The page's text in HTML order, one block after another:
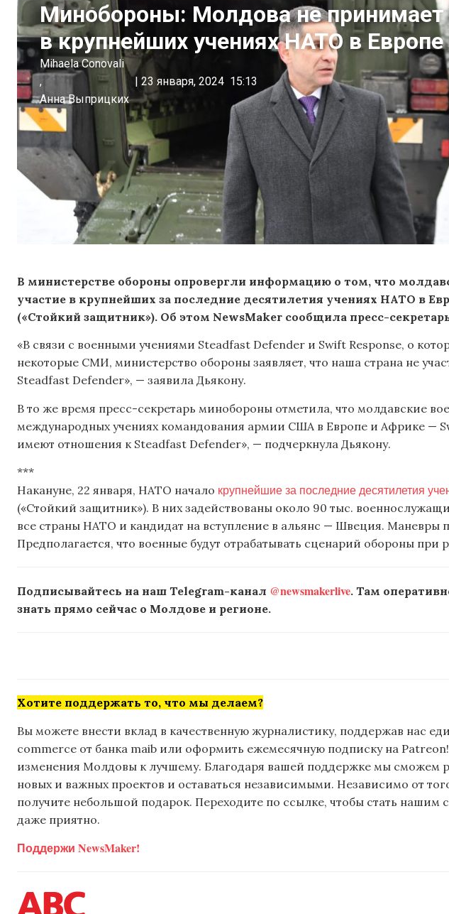
Минобороны: Молдова не принимает
в крупнейших учениях НАТО в Европе
Mihaela Conovali
,
Анна Выприцких
| 23 января, 2024 15:13
В министерстве обороны опровергли информацию о том, что
участие в крупнейших за последние десятилетия учениях НАТО в
(«Стойкий защитник»). Об этом NewsMaker сообщила пресс-
«В связи с военными учениями Steadfast Defender и Swift Response, о
некоторые СМИ, министерство обороны заявляет, что наша страна не
Steadfast Defender», — заявила Дьякону.
В то же время пресс-секретарь минобороны отметила, что молдавские
международных учениях командования армии США в Европе и Африке —
имеют отношения к Steadfast Defender», — подчеркнула Дьякону.
***
Накануне, 22 января, НАТО начало крупнейшие за последние десятилетия
(«Стойкий защитник»). В них задействованы около 90 тыс.
все страны НАТО и кандидат на вступление в альянс — Швеция. Маневры
Предполагается, что военные будут отрабатывать сценарий обороны
Подписывайтесь на наш Telegram-канал @newsmakerlive. Там
знать прямо сейчас о Молдове и регионе.
Хотите поддержать то, что мы делаем?
Вы можете внести вклад в качественную журналистику, поддержав нас
commerce от банка maib или оформить ежемесячную подписку на
изменения Молдовы к лучшему. Благодаря вашей поддержке мы сможем
новых и важных проектов и оставаться независимыми. Независимо от
получите небольшой подарок. Переходите по ссылке, чтобы стать нашим
даже приятно.
Поддержи NewsMaker!